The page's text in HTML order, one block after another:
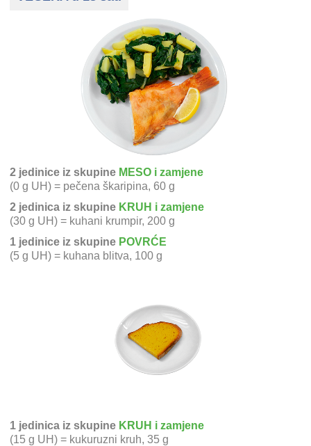
2 jedinice iz skupine MESO i zamjene
(0 g UH) = pečena škaripina, 60 g
2 jedinica iz skupine KRUH i zamjene
(30 g UH) = kuhani krumpir, 200 g
1 jedinice iz skupine POVRĆE
(5 g UH) = kuhana blitva, 100 g
1 jedinica iz skupine KRUH i zamjene
(15 g UH) = kukuruzni kruh, 35 g